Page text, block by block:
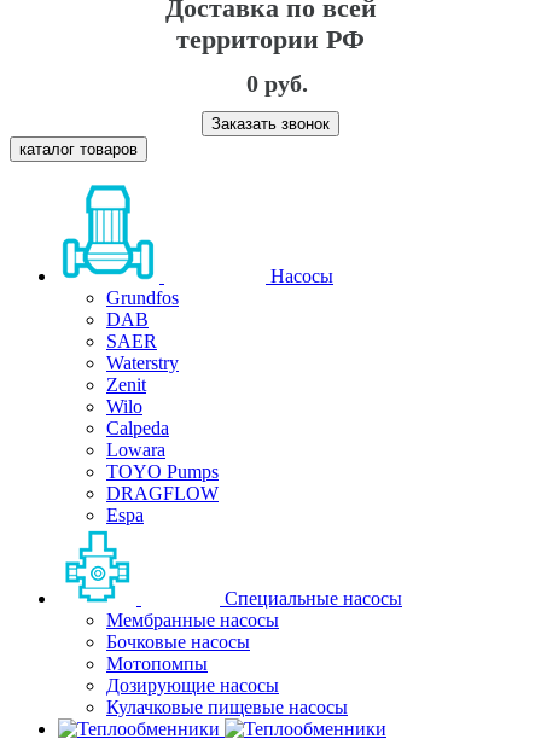
Доставка по всей
территории РФ
0 руб.
Заказать звонок
каталог товаров
Насосы
Grundfos
DAB
SAER
Waterstry
Zenit
Wilo
Calpeda
Lowara
TOYO Pumps
DRAGFLOW
Espa
Специальные насосы
Мембранные насосы
Бочковые насосы
Мотопомпы
Дозирующие насосы
Кулачковые пищевые насосы